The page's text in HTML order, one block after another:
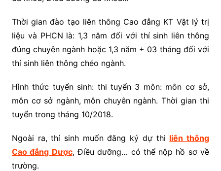
Thời gian đào tạo liên thông Cao đẳng KT Vật lý trị
liệu và PHCN là: 1,3 năm đối với thí sinh liên thông
đúng chuyên ngành hoặc 1,3 năm + 03 tháng đối với
thí sinh liên thông chéo ngành.
Hình thức tuyển sinh: thi tuyển 3 môn: môn cơ sở,
môn cơ sở ngành, môn chuyên ngành. Thời gian thi
tuyển trong tháng 10/2018.
Ngoài ra, thí sinh muốn đăng ký dự thi liên thông
Cao đẳng Dược, Điều dưỡng… có thể nộp hồ sơ về
trường.